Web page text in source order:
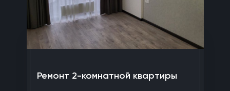
Ремонт 2-комнатной квартиры